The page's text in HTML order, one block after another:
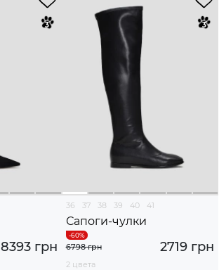
8393 грн
36 37 38 39 40 41
Сапоги-чулки
2719 грн
6798 грн
2 цвета